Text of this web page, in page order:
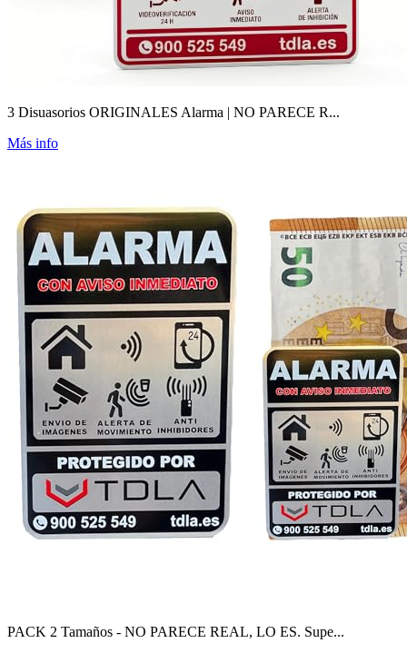
3 Disuasorios ORIGINALES Alarma | NO PARECE R...
Más info
PACK 2 Tamaños - NO PARECE REAL, LO ES. Supe...